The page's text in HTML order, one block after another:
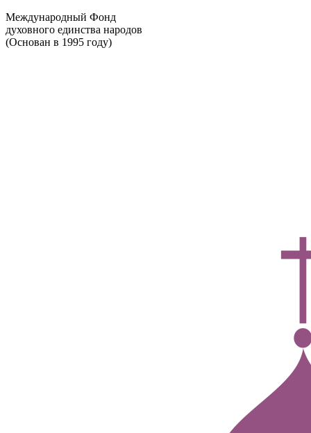
Международный Фонд
духовного единства народов
(Основан в 1995 году)